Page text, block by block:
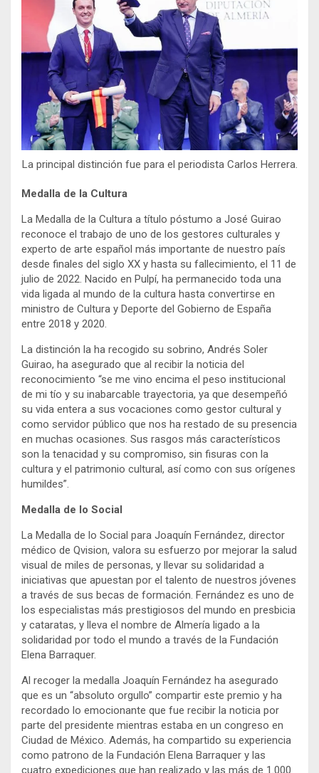
La principal distinción fue para el periodista Carlos Herrera.
Medalla de la Cultura
La Medalla de la Cultura a título póstumo a José Guirao
reconoce el trabajo de uno de los gestores culturales y
experto de arte español más importante de nuestro país
desde finales del siglo XX y hasta su fallecimiento, el 11 de
julio de 2022. Nacido en Pulpí, ha permanecido toda una
vida ligada al mundo de la cultura hasta convertirse en
ministro de Cultura y Deporte del Gobierno de España
entre 2018 y 2020.
La distinción la ha recogido su sobrino, Andrés Soler
Guirao, ha asegurado que al recibir la noticia del
reconocimiento “se me vino encima el peso institucional
de mi tío y su inabarcable trayectoria, ya que desempeñó
su vida entera a sus vocaciones como gestor cultural y
como servidor público que nos ha restado de su presencia
en muchas ocasiones. Sus rasgos más característicos
son la tenacidad y su compromiso, sin fisuras con la
cultura y el patrimonio cultural, así como con sus orígenes
humildes”.
Medalla de lo Social
La Medalla de lo Social para Joaquín Fernández, director
médico de Qvision, valora su esfuerzo por mejorar la salud
visual de miles de personas, y llevar su solidaridad a
iniciativas que apuestan por el talento de nuestros jóvenes
a través de sus becas de formación. Fernández es uno de
los especialistas más prestigiosos del mundo en presbicia
y cataratas, y lleva el nombre de Almería ligado a la
solidaridad por todo el mundo a través de la Fundación
Elena Barraquer.
Al recoger la medalla Joaquín Fernández ha asegurado
que es un “absoluto orgullo” compartir este premio y ha
recordado lo emocionante que fue recibir la noticia por
parte del presidente mientras estaba en un congreso en
Ciudad de México. Además, ha compartido su experiencia
como patrono de la Fundación Elena Barraquer y las